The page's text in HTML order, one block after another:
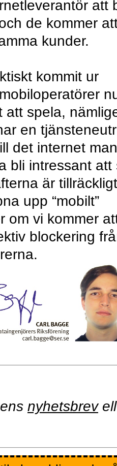
att
de kommer
kunder.
kommit ur
att spela,
en
det internet man
bli intressant att
är tillräckligt
upp “mobilt”
om vi kommer
blockering
nyhetsbrev